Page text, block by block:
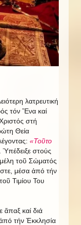
λατρευτική
τόν Ἕνα καί
στή
Θεία
«Τοῦτο
στούς
τοῦ Σώματός
μέσα ἀπό τήν
Τιμίου Του
ἅπαξ καί διά
τήν Ἐκκλησία